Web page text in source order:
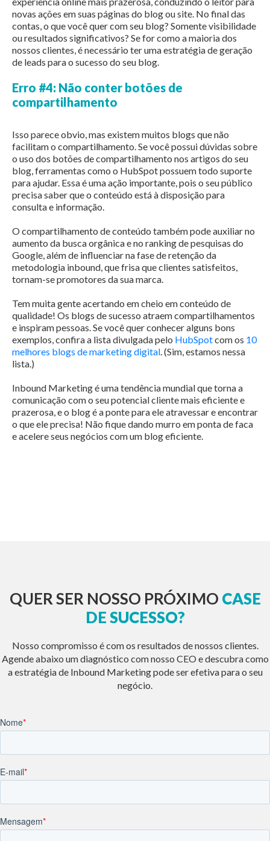
novas ações em suas páginas do blog ou site. No final das
contas, o que você quer com seu blog? Somente visibilidade
ou resultados significativos? Se for como a maioria dos
nossos clientes, é necessário ter uma estratégia de geração
de leads para o sucesso do seu blog.
Erro #4: Não conter botões de
compartilhamento
Isso parece obvio, mas existem muitos blogs que não
facilitam o compartilhamento. Se você possui dúvidas sobre
o uso dos botões de compartilhamento nos artigos do seu
blog, ferramentas como o HubSpot possuem todo suporte
para ajudar. Essa é uma ação importante, pois o seu público
precisa saber que o conteúdo está à disposição para
consulta e informação.
O compartilhamento de conteúdo também pode auxiliar no
aumento da busca orgânica e no ranking de pesquisas do
Google, além de influenciar na fase de retenção da
metodologia inbound, que frisa que clientes satisfeitos,
tornam-se promotores da sua marca.
Tem muita gente acertando em cheio em conteúdo de
qualidade! Os blogs de sucesso atraem compartilhamentos
e inspiram pessoas. Se você quer conhecer alguns bons
exemplos, confira a lista divulgada pelo HubSpotcom os 10
melhores blogs de marketing digital. (Sim, estamos nessa
lista.)
Inbound Marketing é uma tendência mundial que torna a
comunicação com o seu potencial cliente mais eficiente e
prazerosa, e o blog é a ponte para ele atravessar e encontrar
o que ele precisa! Não fique dando murro em ponta de faca
e acelere seus negócios com um blog eficiente.
QUER SER NOSSO PRÓXIMO CASE
DE SUCESSO?
Nosso compromisso é com os resultados de nossos clientes.
Agende abaixo um diagnóstico com nosso CEO e descubra como
a estratégia de Inbound Marketing pode ser efetiva para o seu
negócio.